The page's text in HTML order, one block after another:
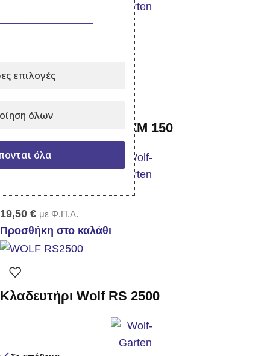
Κοντάρι ξύλινο Wolf ZM 150
19,50 € με Φ.Π.Α.
Προσθήκη στο καλάθι
Κλαδευτήρι Wolf RS 2500
επιλογές
όλων
όλα